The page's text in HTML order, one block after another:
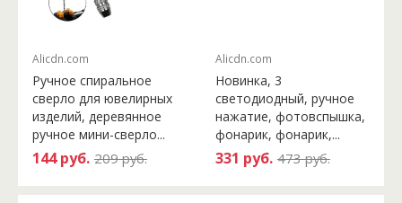
Alicdn.com
Ручное спиральное
сверло для ювелирных
изделий, деревянное
ручное мини-сверло...
144 руб. 209 руб.
Alicdn.com
Новинка, 3
светодиодный, ручное
нажатие, фотовспышка,
фонарик, фонарик,...
331 руб. 473 руб.